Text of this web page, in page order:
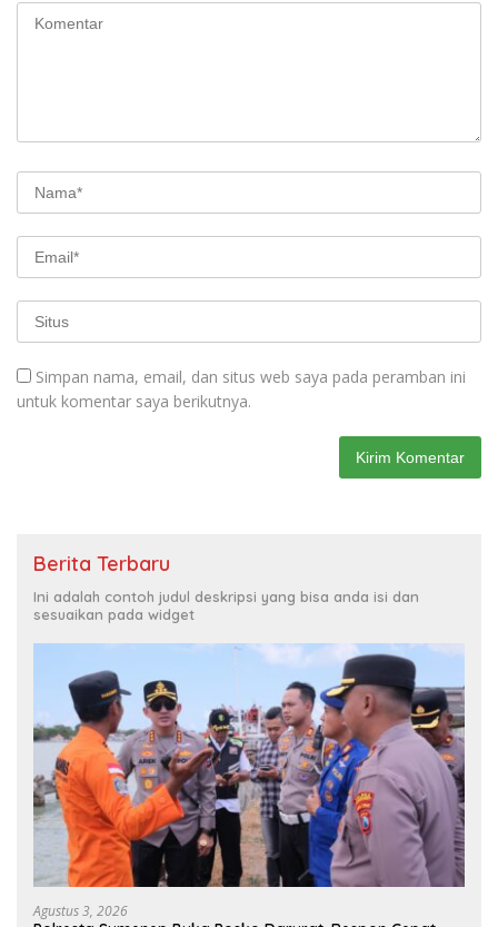
Simpan nama, email, dan situs web saya pada peramban ini
untuk komentar saya berikutnya.
Berita Terbaru
Ini adalah contoh judul deskripsi yang bisa anda isi dan
sesuaikan pada widget
Agustus 3, 2026